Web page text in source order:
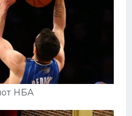
НБА